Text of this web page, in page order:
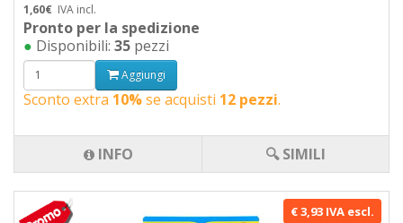
1,60€ IVA incl.
Pronto per la spedizione
● Disponibili: 35 pezzi
Aggiungi
Sconto extra 10%se acquisti 12 pezzi.
INFO 🔍 SIMILI
€ 3,93 IVA escl.